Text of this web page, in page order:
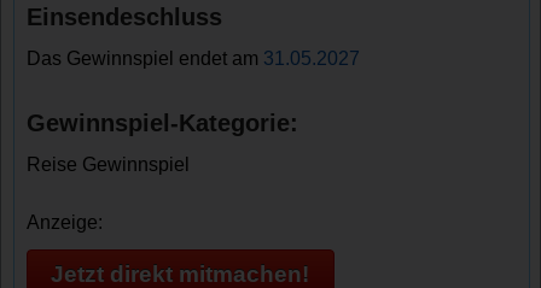
Einsendeschluss
Das Gewinnspiel endet am 31.05.2027
Gewinnspiel-Kategorie:
Reise Gewinnspiel
Anzeige:
Jetzt direkt mitmachen!